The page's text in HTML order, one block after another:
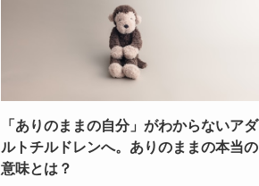
「ありのままの自分」がわからないアダ
ルトチルドレンへ。ありのままの本当の
意味とは？